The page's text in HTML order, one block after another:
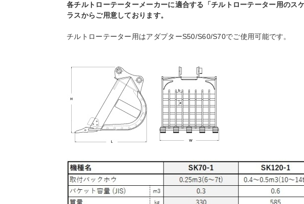
各チルトローテーターメーカーに適合する「チルトローテーター用のス
ラスからご用意しております。
チルトローテーター用はアダプターS50/S60/S70でご使用可能です。